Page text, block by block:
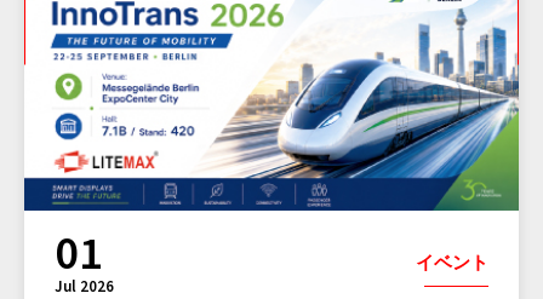
01
Jul 2026
イベント